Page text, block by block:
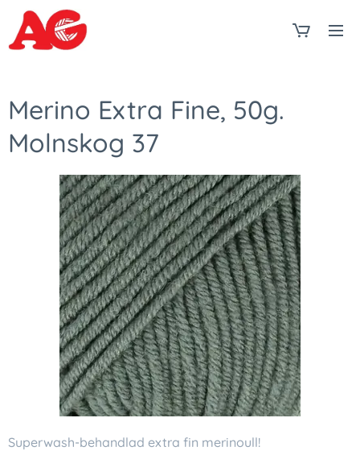
Merino Extra Fine, 50g.
Molnskog 37
Superwash-behandlad extra fin merinoull!